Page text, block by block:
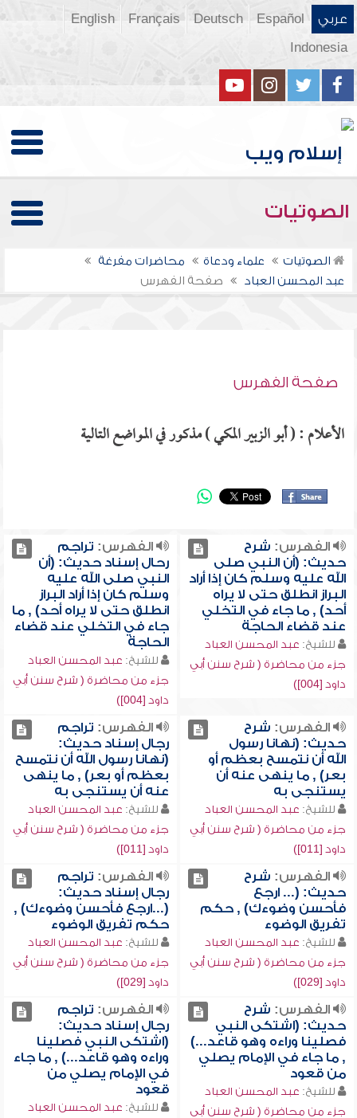
عربي Español
Deutsch
Français
English
Indonesia
الصوتيات
الصوتيات علماء ودعاة
محاضرات مفرغة
عبد المحسن العباد
صفحة الفهرس
صفحة الفهرس
الأعلام : ( أبو الزبير المكي ) مذكور في المواضع التالية
الفهرس: شرح
حديث: (أن النبي صلى
الله عليه وسلم كان إذا أراد
البراز انطلق حتى لا يراه
أحد) , ما جاء في التخلي
عند قضاء الحاجة
للشيخ: عبد المحسن العباد
جزء من محاضرة ( شرح سنن أبي
داود [004])
الفهرس: تراجم
رحال إسناد حديث: (أن
النبي صلى الله عليه
وسلم كان إذا أراد البراز
انطلق حتى لا يراه أحد) , ما
جاء في التخلي عند قضاء
الحاجة
للشيخ: عبد المحسن العباد
جزء من محاضرة ( شرح سنن أبي
داود [004])
الفهرس: شرح
حديث: (نهانا رسول
الله أن نتمسح بعظم أو
بعر) , ما ينهى عنه أن
يستنجى به
للشيخ: عبد المحسن العباد
جزء من محاضرة ( شرح سنن أبي
داود [011])
الفهرس: تراجم
رجال إسناد حديث:
(نهانا رسول الله أن نتمسح
بعظم أو بعر) , ما ينهى
عنه أن يستنجى به
للشيخ: عبد المحسن العباد
جزء من محاضرة ( شرح سنن أبي
داود [011])
الفهرس: شرح
حديث: (... ارجع
فأحسن وضوءك) , حكم
تفريق الوضوء
للشيخ: عبد المحسن العباد
جزء من محاضرة ( شرح سنن أبي
داود [029])
الفهرس: تراجم
رجال إسناد حديث:
(...ارجع فأحسن وضوءك) ,
حكم تفريق الوضوء
للشيخ: عبد المحسن العباد
جزء من محاضرة ( شرح سنن أبي
داود [029])
الفهرس: شرح
حديث: (اشتكى النبي
فصلينا وراءه وهو قاعد...)
, ما جاء في الإمام يصلي
من قعود
للشيخ: عبد المحسن العباد
جزء من محاضرة ( شرح سنن أبي
الفهرس: تراجم
رجال إسناد حديث:
(اشتكى النبي فصلينا
وراءه وهو قاعد...) , ما جاء
في الإمام يصلي من
قعود
للشيخ: عبد المحسن العباد